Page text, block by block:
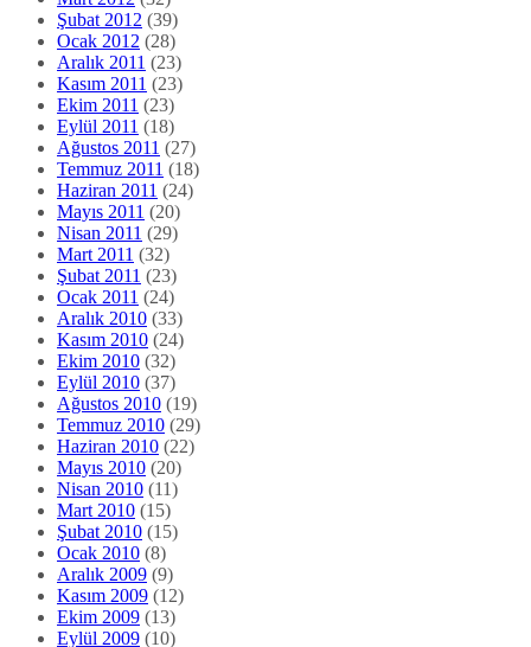
Şubat 2012 (39)
Ocak 2012 (28)
Aralık 2011 (23)
Kasım 2011 (23)
Ekim 2011 (23)
Eylül 2011 (18)
Ağustos 2011 (27)
Temmuz 2011 (18)
Haziran 2011 (24)
Mayıs 2011 (20)
Nisan 2011 (29)
Mart 2011 (32)
Şubat 2011 (23)
Ocak 2011 (24)
Aralık 2010 (33)
Kasım 2010 (24)
Ekim 2010 (32)
Eylül 2010 (37)
Ağustos 2010 (19)
Temmuz 2010 (29)
Haziran 2010 (22)
Mayıs 2010 (20)
Nisan 2010 (11)
Mart 2010 (15)
Şubat 2010 (15)
Ocak 2010 (8)
Aralık 2009 (9)
Kasım 2009 (12)
Ekim 2009 (13)
Eylül 2009 (10)